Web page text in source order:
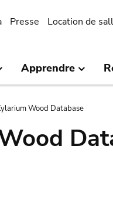
Presse Location de
Apprendre
Wood Database